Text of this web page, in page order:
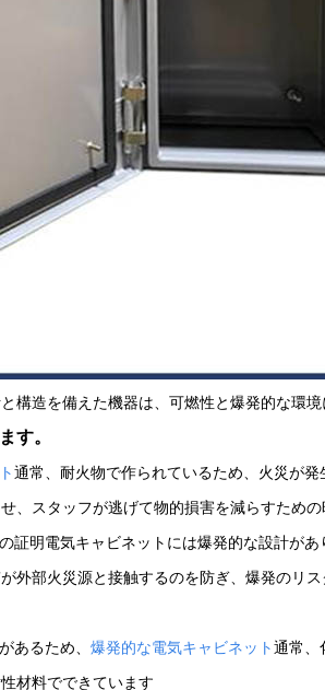
構造を備えた機器は、可燃性と爆発的な環境
す。
通常、耐火物で作られているため、火災が
、スタッフが逃げて物的損害を減らすための
証明電気キャビネットには爆発的な設計が
外部火災源と接触するのを防ぎ、爆発のリ
あるため、 爆発的な電気キャビネット通常、
材料でできています